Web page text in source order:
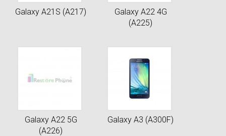
Galaxy A21S (A217)
Galaxy A22 4G
(A225)
Galaxy A22 5G
(A226)
Galaxy A3 (A300F)